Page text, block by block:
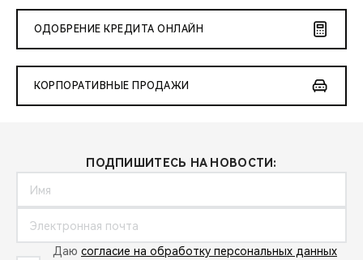
ОДОБРЕНИЕ КРЕДИТА ОНЛАЙН
КОРПОРАТИВНЫЕ ПРОДАЖИ
ПОДПИШИТЕСЬ НА НОВОСТИ:
Даю согласие на обработку персональных данных